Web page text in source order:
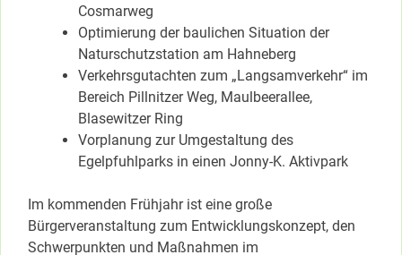
Cosmarweg
Optimierung der baulichen Situation der
Naturschutzstation am Hahneberg
Verkehrsgutachten zum „Langsamverkehr“ im
Bereich Pillnitzer Weg, Maulbeerallee,
Blasewitzer Ring
Vorplanung zur Umgestaltung des
Egelpfuhlparks in einen Jonny-K. Aktivpark
Im kommenden Frühjahr ist eine große
Bürgerveranstaltung zum Entwicklungskonzept, den
Schwerpunkten und Maßnahmen im